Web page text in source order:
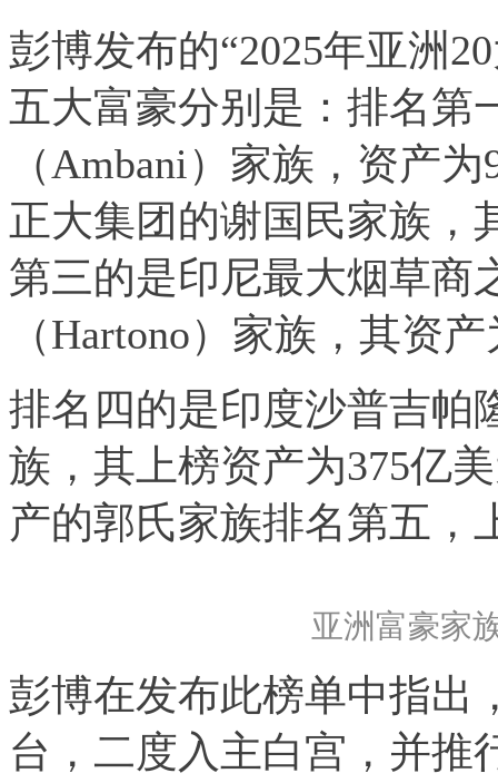
彭博发布的“2025年亚洲
五大富豪分别是：排名第
（Ambani）家族，资产
正大集团 的谢国民家族，
第三的是印尼最大烟草商
（Hartono）家族，其资
排名四的是印度沙普吉帕
族，其上榜资产为375亿
产的郭氏家族排名第五，
亚洲富豪家
彭博在发布此榜单中指出
台，二度入主白宫，并推